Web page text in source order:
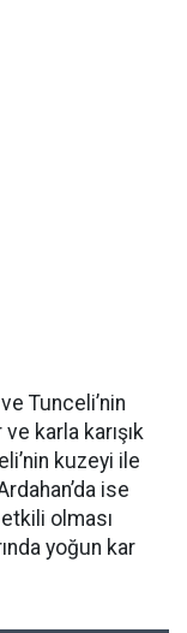
Tunceli’nin
karla karışık
kuzeyi ile
ise
etkili olması
yoğun kar